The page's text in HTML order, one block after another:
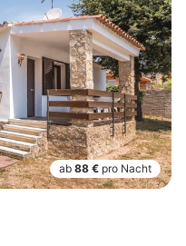
ab 88 € pro Nacht